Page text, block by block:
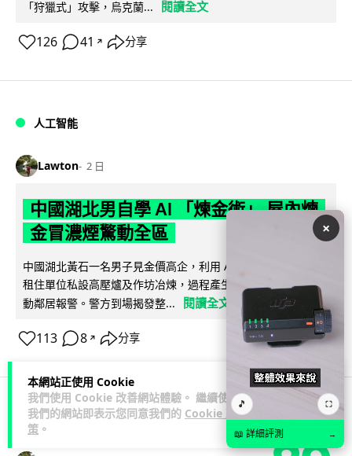
本網站正使用 Cookie
我們使用 Cookie 改善網站體驗。 繼續使用
我們的網站即表示您同意我們的 Cookie 政
策 。
「狩獵式」攻擊，烏克蘭...
閱讀全文
126 41 ↗ 分享
人工智能
Lawton 2 日
中國湖北男自學 AI 「煉金術」 屋內煉
金冒濃煙驚動全區
中國湖北黃石一名男子見金價高企，利用 AI 自學提煉黃金，在
租住單位私設高壓爐及作坊冶煉，過程產生大量刺鼻濃煙，驚
動鄰居報警。警方到場揭發整...
閱讀全文
113 8 ↗ 分享
3C科技 流動音樂
×
🎵 ⛶
📖 詳細評測 →